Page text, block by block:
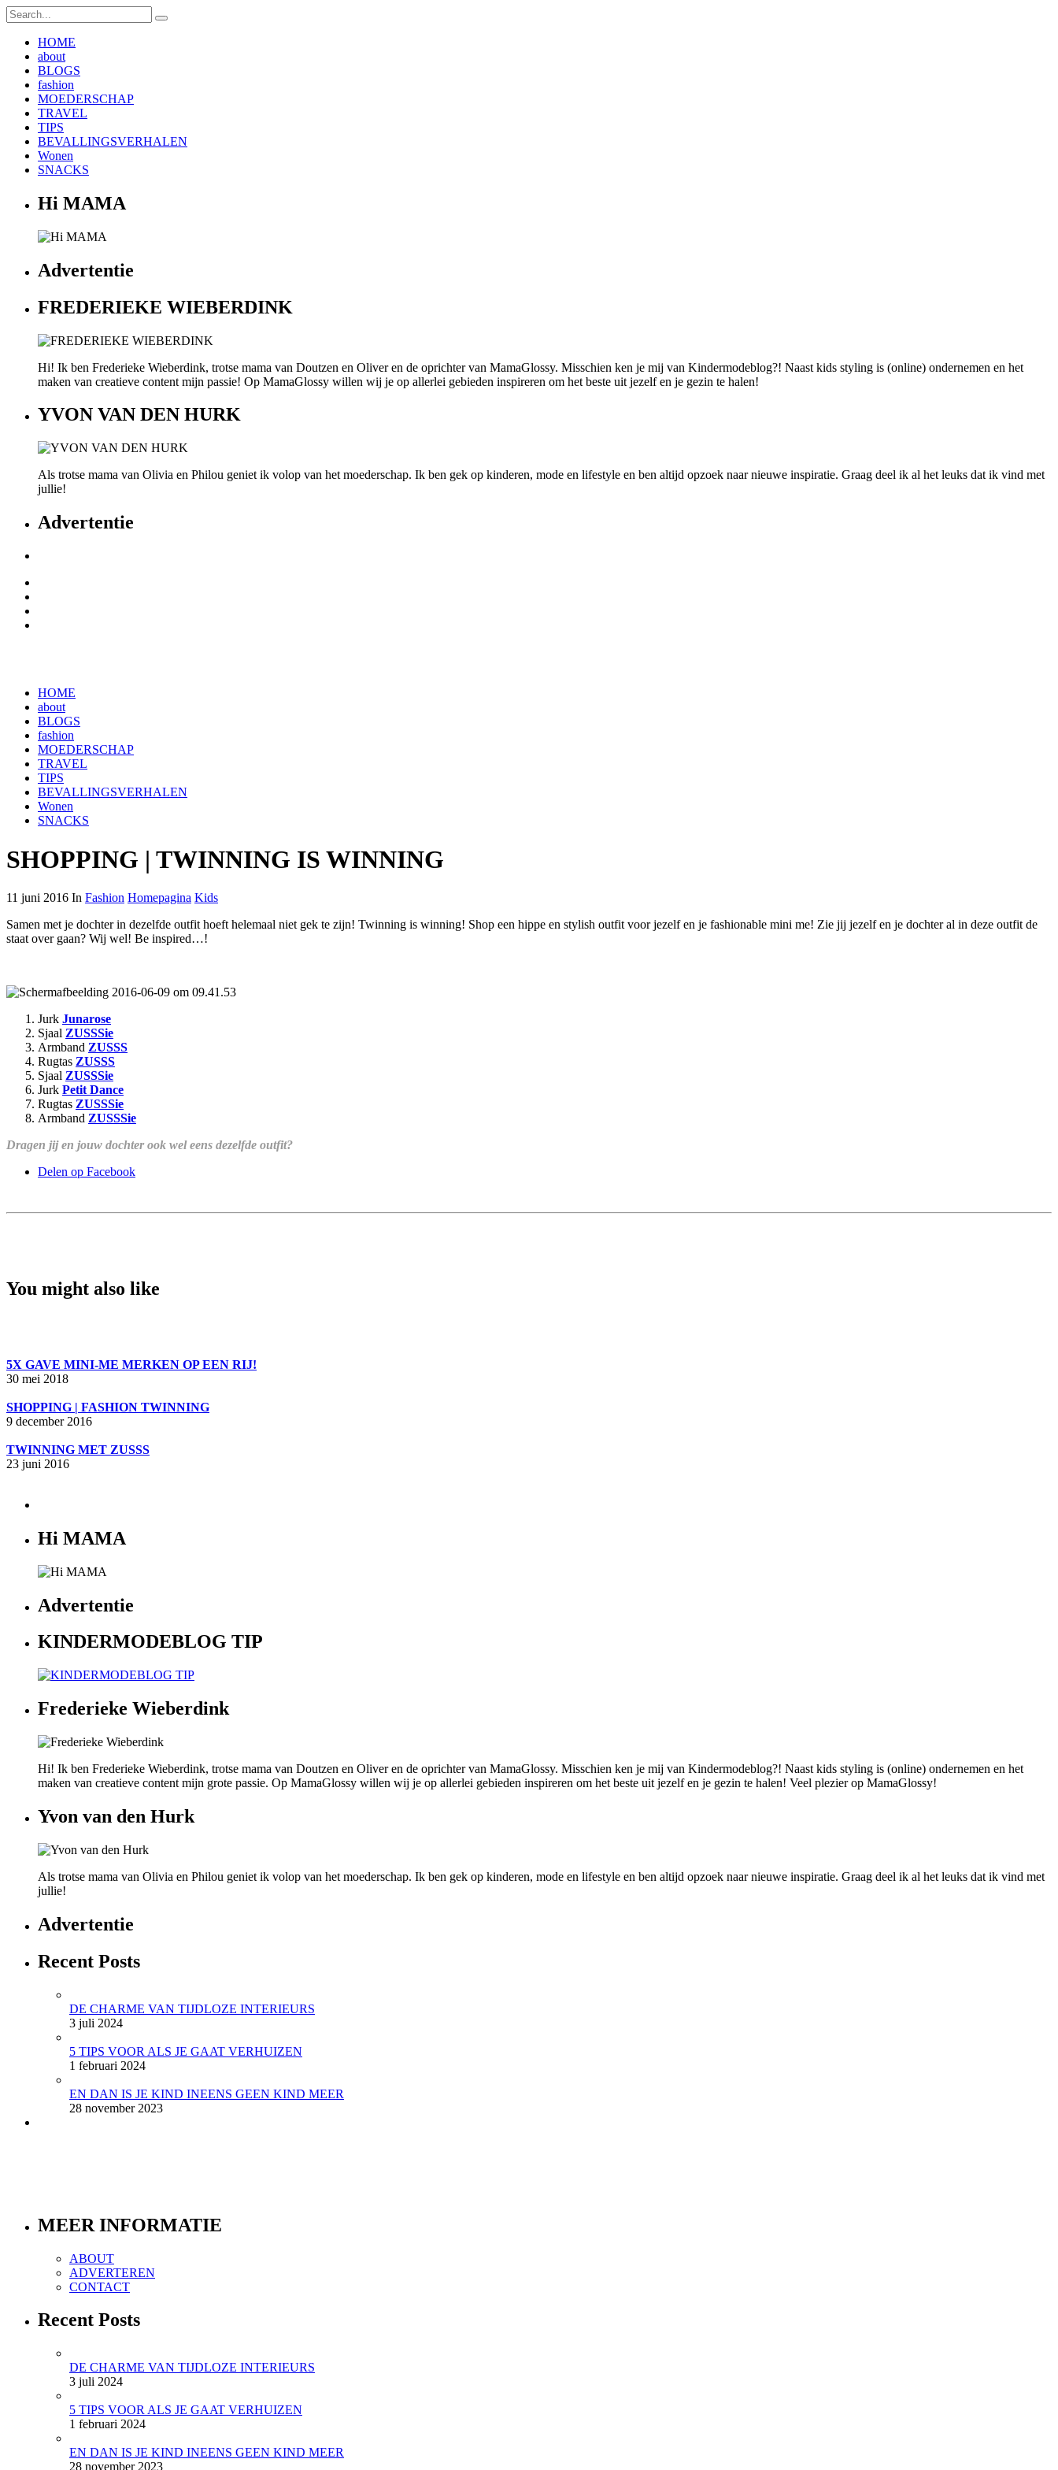
HOME
about
BLOGS
fashion
MOEDERSCHAP
TRAVEL
TIPS
BEVALLINGSVERHALEN
Wonen
SNACKS
Hi MAMA
Advertentie
FREDERIEKE WIEBERDINK
Hi! Ik ben Frederieke Wieberdink, trotse mama van Doutzen en Oliver en de oprichter van MamaGlossy. Misschien ken je mij van Kindermodeblog?! Naast kids styling is (online) ondernemen en het
maken van creatieve content mijn passie! Op MamaGlossy willen wij je op allerlei gebieden inspireren om het beste uit jezelf en je gezin te halen!
YVON VAN DEN HURK
Als trotse mama van Olivia en Philou geniet ik volop van het moederschap. Ik ben gek op kinderen, mode en lifestyle en ben altijd opzoek naar nieuwe inspiratie. Graag deel ik al het leuks dat ik vind met
jullie!
Advertentie
HOME
about
BLOGS
fashion
MOEDERSCHAP
TRAVEL
TIPS
BEVALLINGSVERHALEN
Wonen
SNACKS
SHOPPING | TWINNING IS WINNING
11 juni 2016 In Fashion Homepagina Kids
Samen met je dochter in dezelfde outfit hoeft helemaal niet gek te zijn! Twinning is winning! Shop een hippe en stylish outfit voor jezelf en je fashionable mini me! Zie jij jezelf en je dochter al in deze outfit de
staat over gaan? Wij wel! Be inspired…!
Jurk Junarose
Sjaal ZUSSSie
Armband ZUSSS
Rugtas ZUSSS
Sjaal ZUSSSie
Jurk Petit Dance
Rugtas ZUSSSie
Armband ZUSSSie
Dragen jij en jouw dochter ook wel eens dezelfde outfit?
Delen op Facebook
You might also like
5X GAVE MINI-ME MERKEN OP EEN RIJ!
30 mei 2018
SHOPPING | FASHION TWINNING
9 december 2016
TWINNING MET ZUSSS
23 juni 2016
Hi MAMA
Advertentie
KINDERMODEBLOG TIP
Frederieke Wieberdink
Hi! Ik ben Frederieke Wieberdink, trotse mama van Doutzen en Oliver en de oprichter van MamaGlossy. Misschien ken je mij van Kindermodeblog?! Naast kids styling is (online) ondernemen en het
maken van creatieve content mijn grote passie. Op MamaGlossy willen wij je op allerlei gebieden inspireren om het beste uit jezelf en je gezin te halen! Veel plezier op MamaGlossy!
Yvon van den Hurk
Als trotse mama van Olivia en Philou geniet ik volop van het moederschap. Ik ben gek op kinderen, mode en lifestyle en ben altijd opzoek naar nieuwe inspiratie. Graag deel ik al het leuks dat ik vind met
jullie!
Advertentie
Recent Posts
DE CHARME VAN TIJDLOZE INTERIEURS
3 juli 2024
5 TIPS VOOR ALS JE GAAT VERHUIZEN
1 februari 2024
EN DAN IS JE KIND INEENS GEEN KIND MEER
28 november 2023
MEER INFORMATIE
ABOUT
ADVERTEREN
CONTACT
Recent Posts
DE CHARME VAN TIJDLOZE INTERIEURS
3 juli 2024
5 TIPS VOOR ALS JE GAAT VERHUIZEN
1 februari 2024
EN DAN IS JE KIND INEENS GEEN KIND MEER
28 november 2023